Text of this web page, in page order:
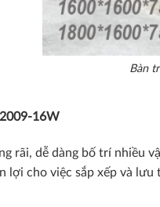
Bàn
16W
rãi, dễ dàng bố trí nhiều
lợi cho việc sắp xếp và lưu